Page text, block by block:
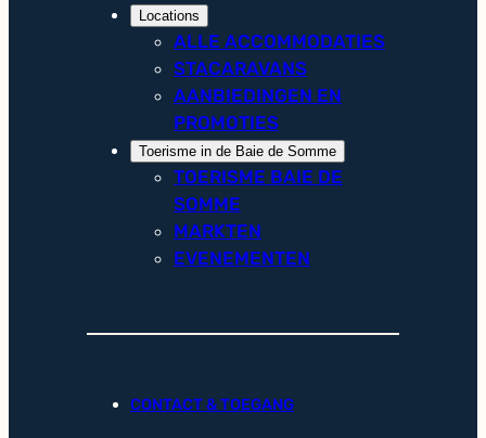
Locations
ALLE ACCOMMODATIES
STACARAVANS
AANBIEDINGEN EN
PROMOTIES
Toerisme in de Baie de Somme
TOERISME BAIE DE
SOMME
MARKTEN
EVENEMENTEN
CONTACT & TOEGANG